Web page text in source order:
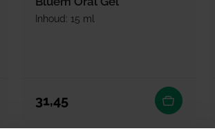
Inhoud: 15 ml
Normale prijs
31,45